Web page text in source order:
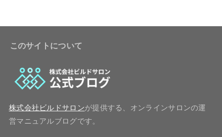
このサイトについて
株式会社ビルドサロンが提供する、オンラインサロンの運
営マニュアルブログです。